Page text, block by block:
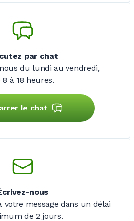
par chat
du lundi au vendredi,
8 à 18 heures.
le chat
nous
votre message dans un délai
de2 jours.